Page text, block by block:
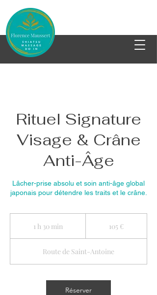
Rituel Signature
Visage & Crâne
Anti-Âge
Lâcher-prise absolu et soin anti-âge global
japonais pour détendre les traits et le crâne.
1 h 30 min
m
i
105 €
Route de Saint-Antoine
Réserver